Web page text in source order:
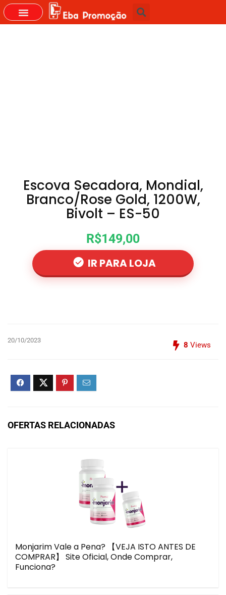
Escova Secadora, Mondial,
Branco/Rose Gold, 1200W,
Bivolt – ES-50
R$149,00
IR PARA LOJA
20/10/2023
8 Views
OFERTAS RELACIONADAS
Monjarim Vale a Pena? 【VEJA ISTO ANTES DE
COMPRAR】 Site Oficial, Onde Comprar,
Funciona?